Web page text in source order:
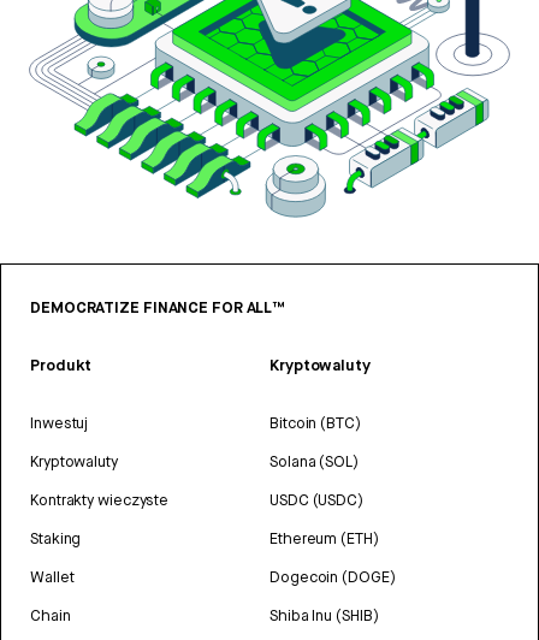
DEMOCRATIZE FINANCE FOR ALL™
Produkt
Inwestuj
Kryptowaluty
Kontrakty wieczyste
Staking
Wallet
Chain
Kryptowaluty
Bitcoin (BTC)
Solana (SOL)
USDC (USDC)
Ethereum (ETH)
Dogecoin (DOGE)
Shiba Inu (SHIB)